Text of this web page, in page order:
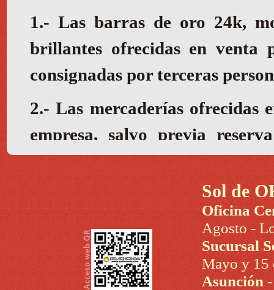
Sol de
Oficina
Agosto -
Sucursal
Mayo y 15
Asunción